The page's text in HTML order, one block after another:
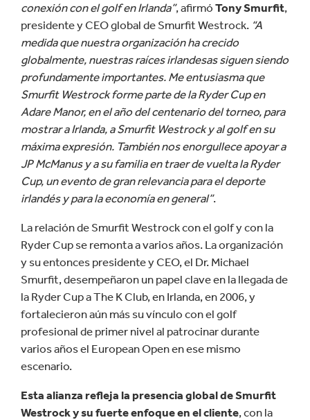
conexión con el golf en Irlanda”, afirmó Tony Smurfit,
presidente y CEO global de Smurfit Westrock. “A
medida que nuestra organización ha crecido
globalmente, nuestras raíces irlandesas siguen siendo
profundamente importantes. Me entusiasma que
Smurfit Westrock forme parte de la Ryder Cup en
Adare Manor, en el año del centenario del torneo, para
mostrar a Irlanda, a Smurfit Westrock y al golf en su
máxima expresión. También nos enorgullece apoyar a
JP McManus y a su familia en traer de vuelta la Ryder
Cup, un evento de gran relevancia para el deporte
irlandés y para la economía en general”.
La relación de Smurfit Westrock con el golf y con la
Ryder Cup se remonta a varios años. La organización
y su entonces presidente y CEO, el Dr. Michael
Smurfit, desempeñaron un papel clave en la llegada de
la Ryder Cup a The K Club, en Irlanda, en 2006, y
fortalecieron aún más su vínculo con el golf
profesional de primer nivel al patrocinar durante
varios años el European Open en ese mismo
escenario.
Esta alianza refleja la presencia global de Smurfit
Westrock y su fuerte enfoque en el cliente, con la